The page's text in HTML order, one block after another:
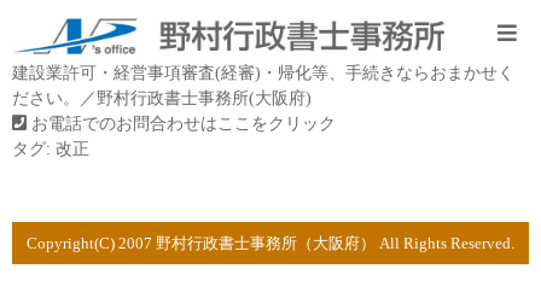
建設業許可・経営事項審査(経審)・帰化等、手続きならおまかせく
ださい。／野村行政書士事務所(大阪府)
お電話でのお問合わせはここをクリック
タグ: 改正
Copyright(C) 2007 野村行政書士事務所（大阪府） All Rights Reserved.